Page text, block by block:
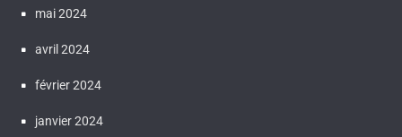
mai 2024
avril 2024
février 2024
janvier 2024